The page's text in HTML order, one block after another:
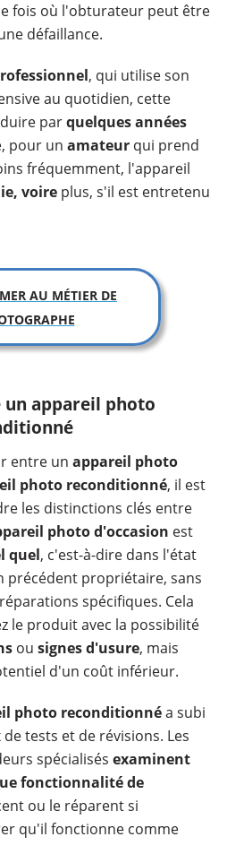
fois où l'obturateur peut être
défaillance.
, qui utilise son
au quotidien, cette
parquelques années
pour un amateur qui prend
fréquemment, l'appareil
voire plus, s'il est entretenu
AU MÉTIER DE
appareil photo
entre un appareil photo
photo reconditionné, il est
les distinctions clés entre
photo d'occasion est
quel, c'est-à-dire dans l'état
précédent propriétaire, sans
spécifiques. Cela
le produit avec la possibilité
ou signes d'usure, mais
d'un coût inférieur.
photo reconditionnéa subi
tests et de révisions. Les
spécialisés examinent
fonctionnalité de
ou le réparent si
qu'il fonctionne comme